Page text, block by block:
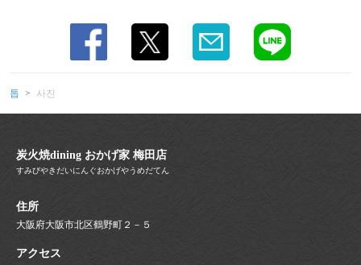
톱 사진
炭火焼dining おかげ家 梅田店
すみびやきだいにんぐおかげやうめだてん
住所
大阪府大阪市北区鶴野町２－５
アクセス